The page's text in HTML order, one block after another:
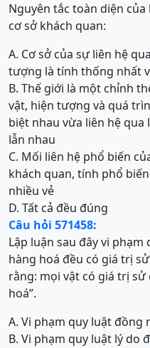
Nguyên tắc toàn diện
cơ sở khách quan:
A. Cơ sở của sự liên hệ
tượng là tính thống nhất
B. Thế giới là một chỉnh
vật, hiện tượng và quá
biệt nhau vừa liên hệ qua
lẫn nhau
C. Mối liên hệ phổ biến
khách quan, tính phổ
nhiều vẻ
D. Tất cả đều đúng
Câu hỏi 571458:
Lập luận sau đây vi phạm
hàng hoá đều có giá trị
rằng: mọi vật có giá trị
hoá”.
A. Vi phạm quy luật đồng
B. Vi phạm quy luật lý do